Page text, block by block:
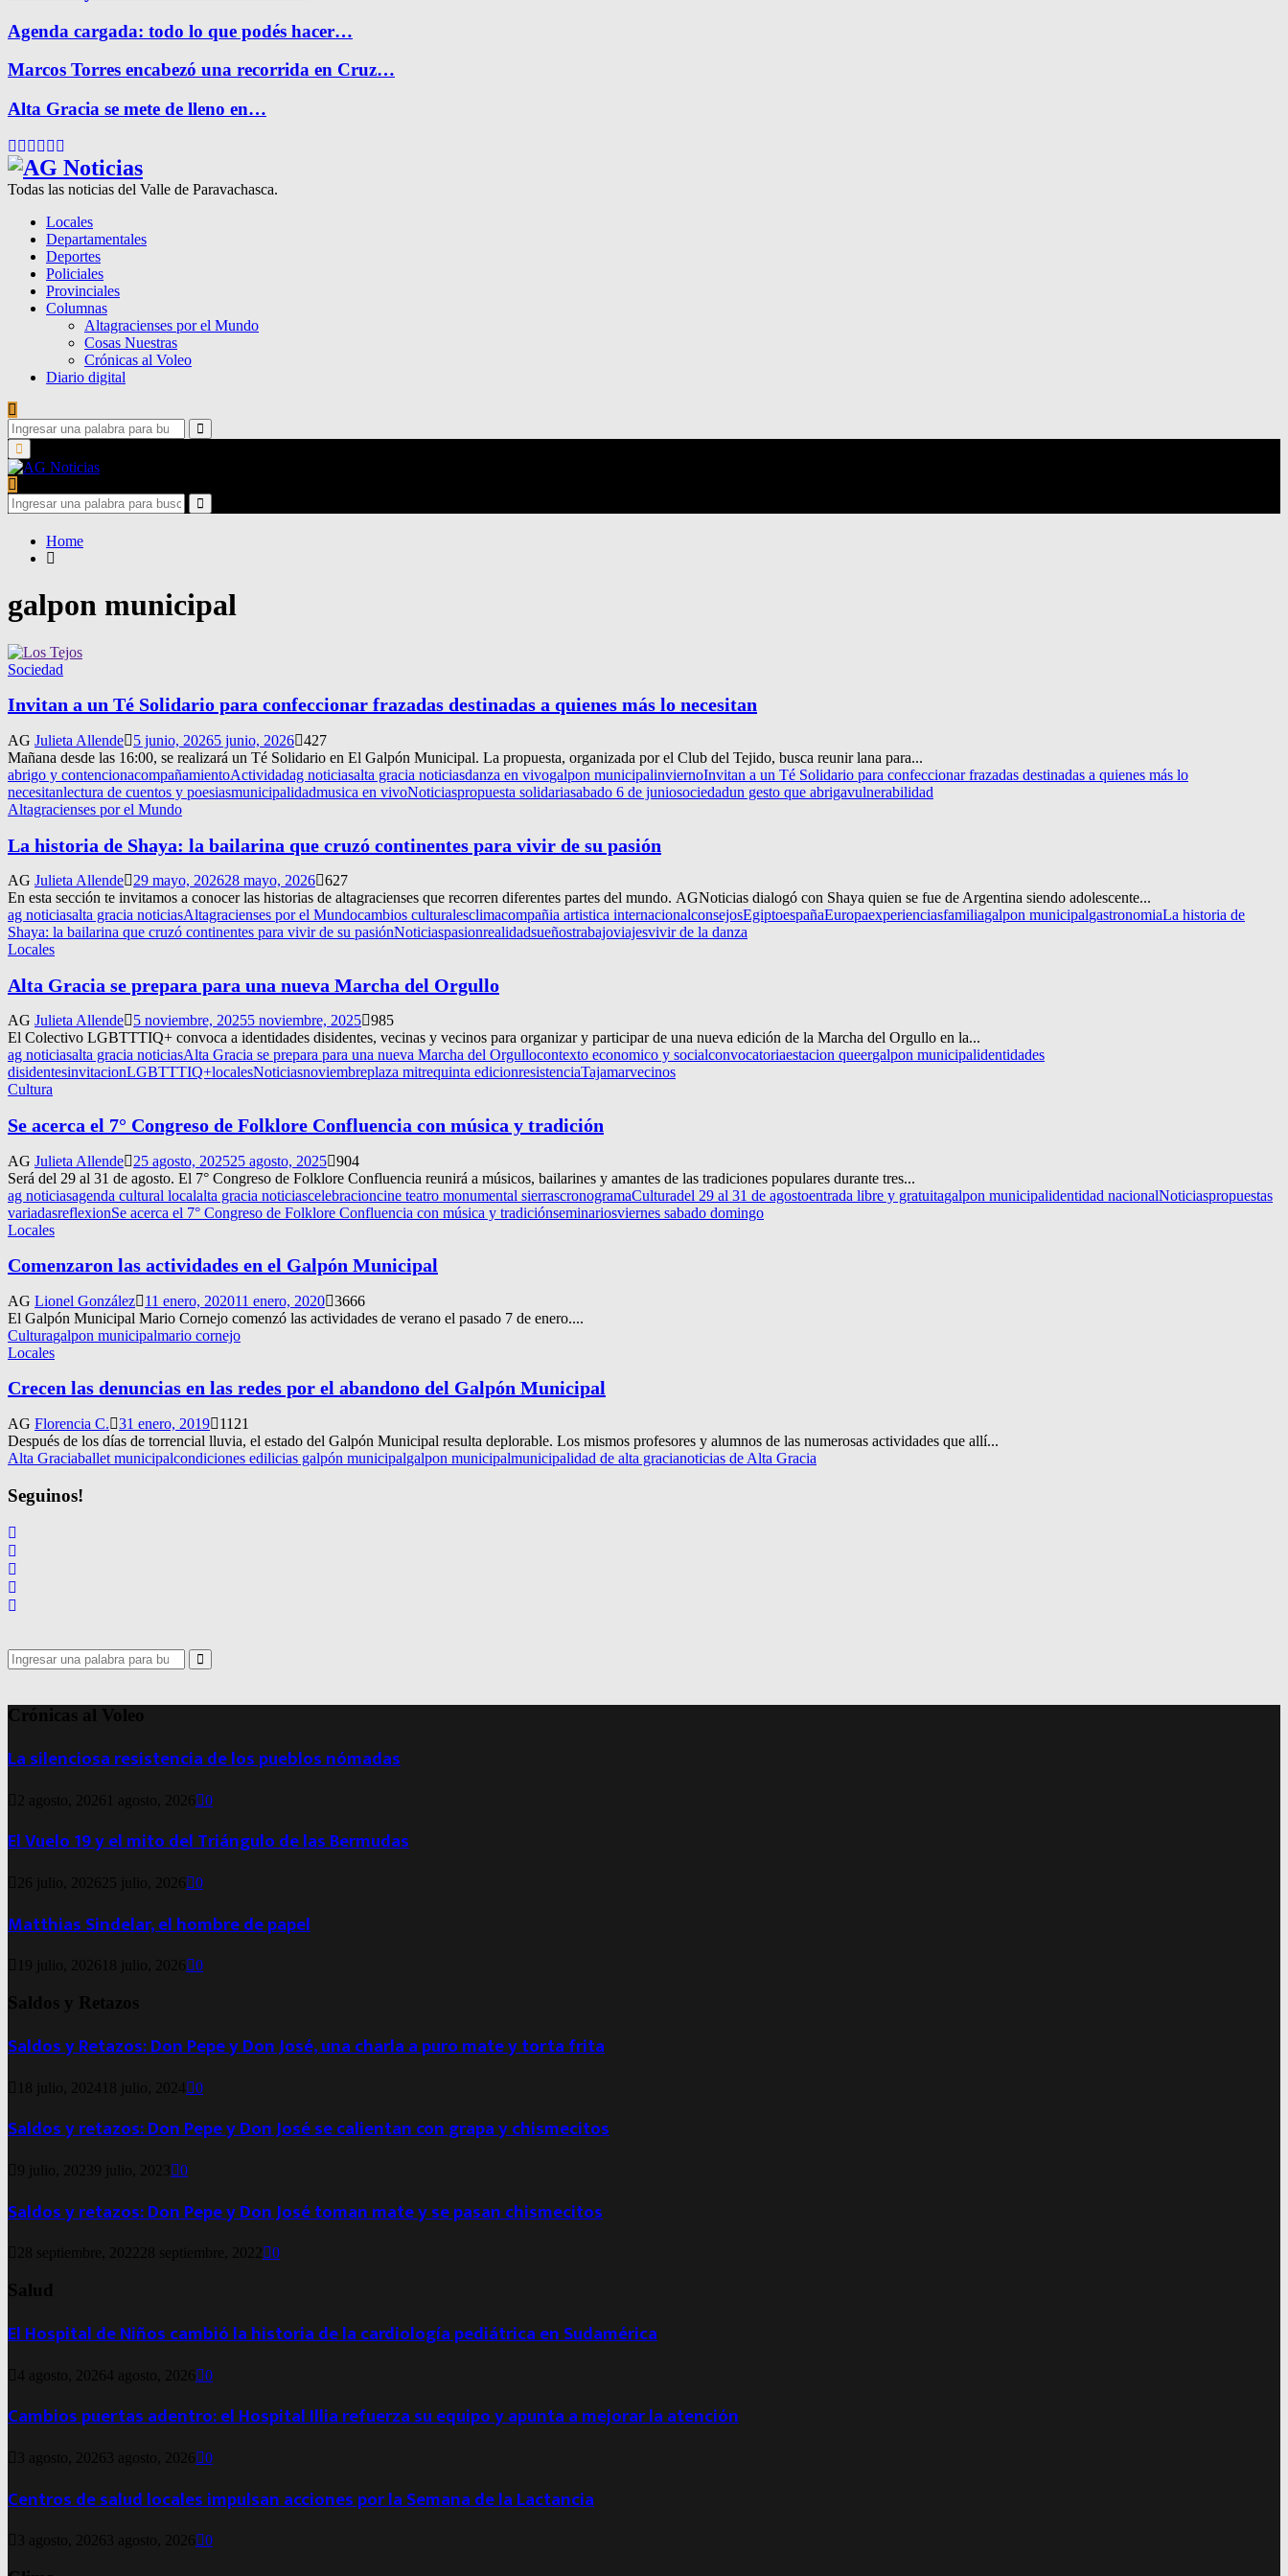
Agenda cargada: todo lo que podés hacer…
Marcos Torres encabezó una recorrida en Cruz…
Alta Gracia se mete de lleno en…
Facebook
Twitter
Instagram
Pinterest
Google
Todas las noticias del Valle de Paravachasca.
Locales
Departamentales
Deportes
Policiales
Provinciales
Columnas
Altagracienses por el Mundo
Cosas Nuestras
Crónicas al Voleo
Diario digital
Search
for:
Search
Primary
Menu
Search
for:
Search
Home
galpon municipal
Sociedad
Invitan a un Té Solidario para confeccionar frazadas destinadas a quienes más lo necesitan
AG Julieta Allende 5 junio, 20265 junio, 2026 427
Mañana desde las 16:00, se realizará un Té Solidario en El Galpón Municipal. La propuesta, organizada por el Club del Tejido, busca reunir lana para...
abrigo y contencionacompañamientoActividadag noticiasalta gracia noticiasdanza en vivogalpon municipalinviernoInvitan a un Té Solidario para confeccionar frazadas destinadas a quienes más lo
necesitanlectura de cuentos y poesiasmunicipalidadmusica en vivoNoticiaspropuesta solidariasabado 6 de juniosociedadun gesto que abrigavulnerabilidad
Altagracienses por el Mundo
La historia de Shaya: la bailarina que cruzó continentes para vivir de su pasión
AG Julieta Allende 29 mayo, 202628 mayo, 2026 627
En esta sección te invitamos a conocer las historias de altagracienses que recorren diferentes partes del mundo. AGNoticias dialogó con Shaya quien se fue de Argentina siendo adolescente...
ag noticiasalta gracia noticiasAltagracienses por el Mundocambios culturalesclimacompañia artistica internacionalconsejosEgiptoespañaEuropaexperienciasfamiliagalpon municipalgastronomiaLa historia de
Shaya: la bailarina que cruzó continentes para vivir de su pasiónNoticiaspasionrealidadsueñostrabajoviajesvivir de la danza
Locales
Alta Gracia se prepara para una nueva Marcha del Orgullo
AG Julieta Allende 5 noviembre, 20255 noviembre, 2025 985
El Colectivo LGBTTTIQ+ convoca a identidades disidentes, vecinas y vecinos para organizar y participar de una nueva edición de la Marcha del Orgullo en la...
ag noticiasalta gracia noticiasAlta Gracia se prepara para una nueva Marcha del Orgullocontexto economico y socialconvocatoriaestacion queergalpon municipalidentidades
disidentesinvitacionLGBTTTIQ+localesNoticiasnoviembreplaza mitrequinta edicionresistenciaTajamarvecinos
Cultura
Se acerca el 7° Congreso de Folklore Confluencia con música y tradición
AG Julieta Allende 25 agosto, 202525 agosto, 2025 904
Será del 29 al 31 de agosto. El 7° Congreso de Folklore Confluencia reunirá a músicos, bailarines y amantes de las tradiciones populares durante tres...
ag noticiasagenda cultural localalta gracia noticiascelebracioncine teatro monumental sierrascronogramaCulturadel 29 al 31 de agostoentrada libre y gratuitagalpon municipalidentidad nacionalNoticiaspropuestas
variadasreflexionSe acerca el 7° Congreso de Folklore Confluencia con música y tradiciónseminariosviernes sabado domingo
Locales
Comenzaron las actividades en el Galpón Municipal
AG Lionel González 11 enero, 202011 enero, 2020 3666
El Galpón Municipal Mario Cornejo comenzó las actividades de verano el pasado 7 de enero....
Culturagalpon municipalmario cornejo
Locales
Crecen las denuncias en las redes por el abandono del Galpón Municipal
AG Florencia C. 31 enero, 2019
1121
Después de los días de torrencial lluvia, el estado del Galpón Municipal resulta deplorable. Los mismos profesores y alumnos de las numerosas actividades que allí...
Alta Graciaballet municipalcondiciones edilicias galpón municipalgalpon municipalmunicipalidad de alta gracianoticias de Alta Gracia
Seguinos!
Search
for:
Search
Crónicas al Voleo
La silenciosa resistencia de los pueblos nómadas
2 agosto, 2026 1 agosto, 2026 0
El Vuelo 19 y el mito del Triángulo de las Bermudas
26 julio, 2026 25 julio, 2026 0
Matthias Sindelar, el hombre de papel
19 julio, 2026 18 julio, 2026 0
Saldos y Retazos
Saldos y Retazos: Don Pepe y Don José, una charla a puro mate y torta frita
18 julio, 2024 18 julio, 2024 0
Saldos y retazos: Don Pepe y Don José se calientan con grapa y chismecitos
9 julio, 20239 julio, 2023 0
Saldos y retazos: Don Pepe y Don José toman mate y se pasan chismecitos
28 septiembre, 202228 septiembre, 2022 0
Salud
El Hospital de Niños cambió la historia de la cardiología pediátrica en Sudamérica
4 agosto, 20264 agosto, 2026 0
Cambios puertas adentro: el Hospital Illia refuerza su equipo y apunta a mejorar la atención
3 agosto, 2026 3 agosto, 2026 0
Centros de salud locales impulsan acciones por la Semana de la Lactancia
3 agosto, 2026 3 agosto, 2026 0